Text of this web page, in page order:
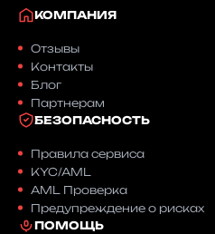
КОМПАНИЯ
Отзывы
Контакты
Блог
Партнерам
БЕЗОПАСНОСТЬ
Правила сервиса
KYC/AML
AML Проверка
Предупреждение о рисках
ПОМОЩЬ